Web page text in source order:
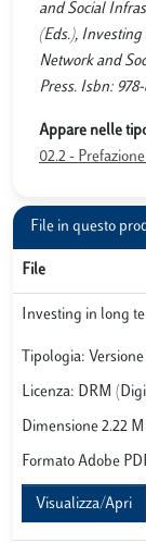
and Social
(Eds.),
Network and
Press. Isbn:
Appare nelle
02.2 -
File in questo
File
Investing in long
Tipologia:
Licenza: DRM
Dimensione 2.22
Formato Adobe
Visualizza/Apri